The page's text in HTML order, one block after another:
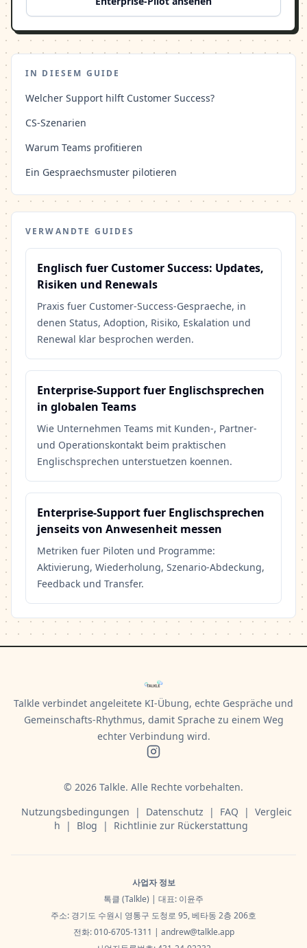
IN DIESEM GUIDE
Welcher Support hilft Customer Success?
CS-Szenarien
Warum Teams profitieren
Ein Gespraechsmuster pilotieren
VERWANDTE GUIDES
Englisch fuer Customer Success: Updates,
Risiken und Renewals
Praxis fuer Customer-Success-Gespraeche, in
denen Status, Adoption, Risiko, Eskalation und
Renewal klar besprochen werden.
Enterprise-Support fuer Englischsprechen
in globalen Teams
Wie Unternehmen Teams mit Kunden-, Partner-
und Operationskontakt beim praktischen
Englischsprechen unterstuetzen koennen.
Enterprise-Support fuer Englischsprechen
jenseits von Anwesenheit messen
Metriken fuer Piloten und Programme:
Aktivierung, Wiederholung, Szenario-Abdeckung,
Feedback und Transfer.
Talkle verbindet angeleitete KI-Übung, echte Gespräche und
Gemeinschafts-Rhythmus, damit Sprache zu einem Weg
echter Verbindung wird.
© 2026 Talkle. Alle Rechte vorbehalten.
Nutzungsbedingungen
| Datenschutz | FAQ | Vergleic
h
| Blog | Richtlinie zur Rückerstattung
사업자 정보
톡클 (Talkle) | 대표: 이윤주
주소: 경기도 수원시 영통구 도청로 95, 베타동 2층 206호
전화: 010-6705-1311 | andrew@talkle.app